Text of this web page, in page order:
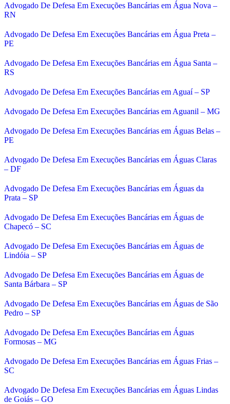
Advogado De Defesa Em Execuções Bancárias em Água Nova –
RN
Advogado De Defesa Em Execuções Bancárias em Água Preta –
PE
Advogado De Defesa Em Execuções Bancárias em Água Santa –
RS
Advogado De Defesa Em Execuções Bancárias em Aguaí – SP
Advogado De Defesa Em Execuções Bancárias em Aguanil – MG
Advogado De Defesa Em Execuções Bancárias em Águas Belas –
PE
Advogado De Defesa Em Execuções Bancárias em Águas Claras
– DF
Advogado De Defesa Em Execuções Bancárias em Águas da
Prata – SP
Advogado De Defesa Em Execuções Bancárias em Águas de
Chapecó – SC
Advogado De Defesa Em Execuções Bancárias em Águas de
Lindóia – SP
Advogado De Defesa Em Execuções Bancárias em Águas de
Santa Bárbara – SP
Advogado De Defesa Em Execuções Bancárias em Águas de São
Pedro – SP
Advogado De Defesa Em Execuções Bancárias em Águas
Formosas – MG
Advogado De Defesa Em Execuções Bancárias em Águas Frias –
SC
Advogado De Defesa Em Execuções Bancárias em Águas Lindas
de Goiás – GO